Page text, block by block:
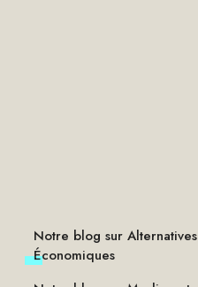
Notre blog sur Alternatives
Économiques